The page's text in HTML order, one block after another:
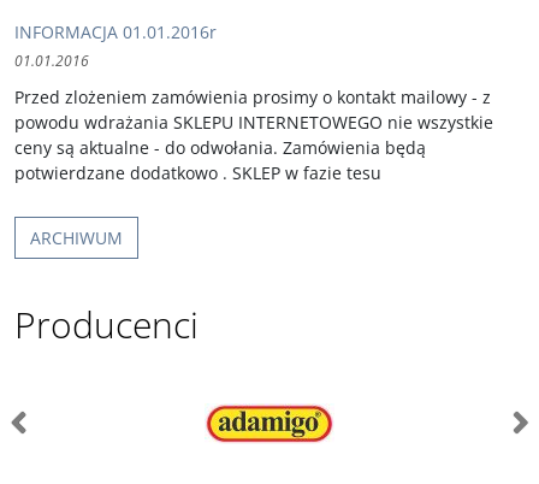
INFORMACJA 01.01.2016r
01.01.2016
Przed zlożeniem zamówienia prosimy o kontakt mailowy - z
powodu wdrażania SKLEPU INTERNETOWEGO nie wszystkie
ceny są aktualne - do odwołania. Zamówienia będą
potwierdzane dodatkowo . SKLEP w fazie tesu
ARCHIWUM
Producenci